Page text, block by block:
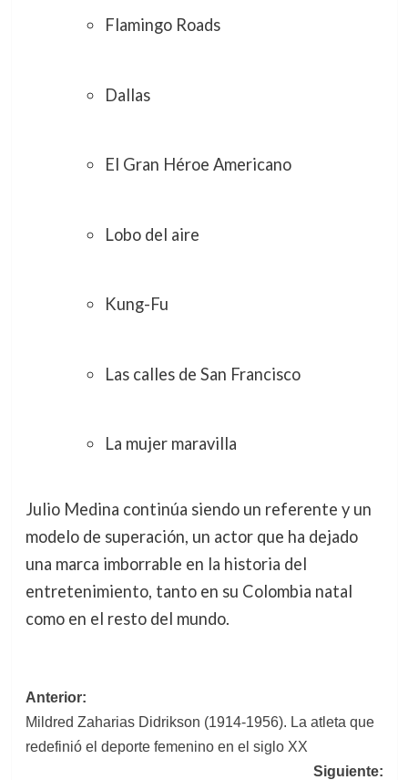
Flamingo Roads
Dallas
El Gran Héroe Americano
Lobo del aire
Kung-Fu
Las calles de San Francisco
La mujer maravilla
Julio Medina continúa siendo un referente y un
modelo de superación, un actor que ha dejado
una marca imborrable en la historia del
entretenimiento, tanto en su Colombia natal
como en el resto del mundo.
Navegación
de
entradas
Anterior:
Mildred Zaharias Didrikson (1914-1956). La atleta que
redefinió el deporte femenino en el siglo XX
Siguiente: